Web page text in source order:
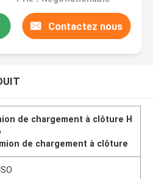
Contactez nous
de chargement à clôture H
de chargement à clôture